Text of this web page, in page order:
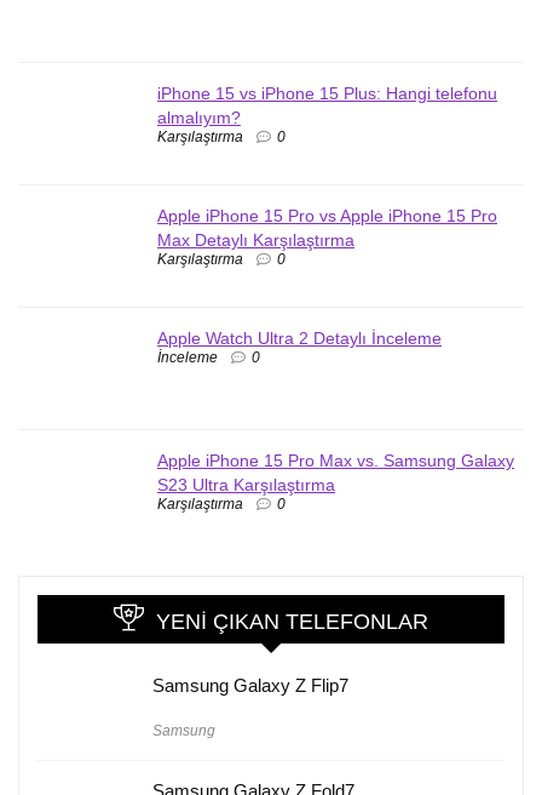
iPhone 15 vs iPhone 15 Plus: Hangi telefonu
almalıyım?
Karşılaştırma 0
Apple iPhone 15 Pro vs Apple iPhone 15 Pro
Max Detaylı Karşılaştırma
Karşılaştırma 0
Apple Watch Ultra 2 Detaylı İnceleme
İnceleme 0
Apple iPhone 15 Pro Max vs. Samsung Galaxy
S23 Ultra Karşılaştırma
Karşılaştırma 0
YENI ÇIKAN TELEFONLAR
Samsung Galaxy Z Flip7
Samsung
Samsung Galaxy Z Fold7